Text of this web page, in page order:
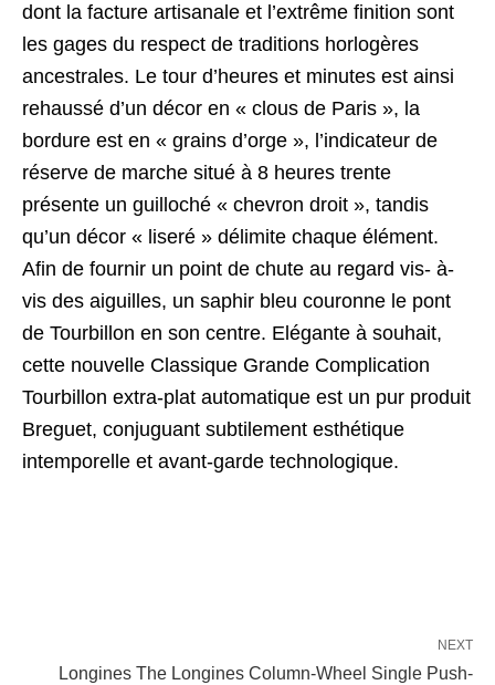
dont la facture artisanale et l’extrême finition sont
les gages du respect de traditions horlogères
ancestrales. Le tour d’heures et minutes est ainsi
rehaussé d’un décor en « clous de Paris », la
bordure est en « grains d’orge », l’indicateur de
réserve de marche situé à 8 heures trente
présente un guilloché « chevron droit », tandis
qu’un décor « liseré » délimite chaque élément.
Afin de fournir un point de chute au regard vis- à-
vis des aiguilles, un saphir bleu couronne le pont
de Tourbillon en son centre. Elégante à souhait,
cette nouvelle Classique Grande Complication
Tourbillon extra-plat automatique est un pur produit
Breguet, conjuguant subtilement esthétique
intemporelle et avant-garde technologique.
NEXT
Longines The Longines Column-Wheel Single Push-